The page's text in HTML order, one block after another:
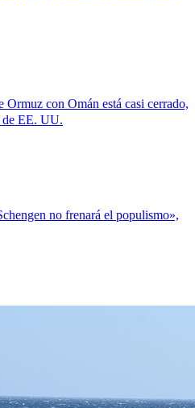
Ormuz con Omán está casi cerrado,
de EE. UU.
no frenará el populismo»,